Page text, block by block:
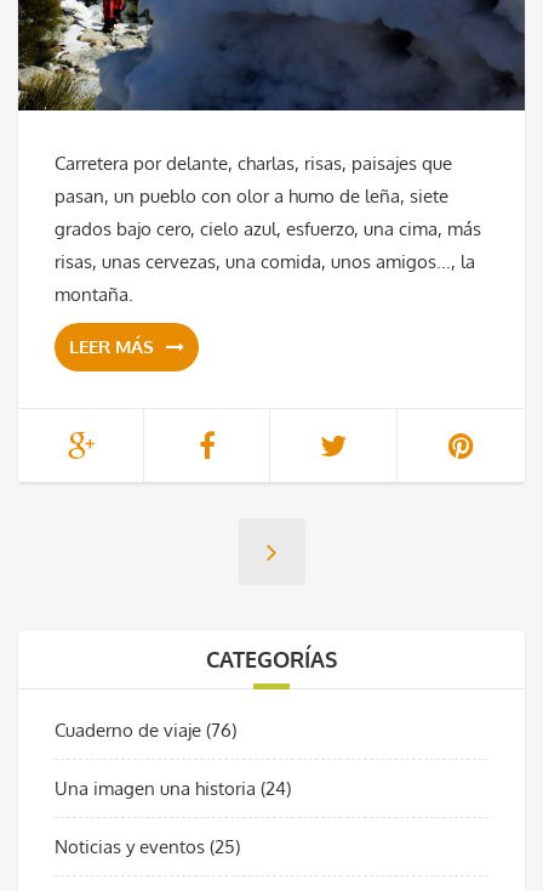
Carretera por delante, charlas, risas, paisajes que
pasan, un pueblo con olor a humo de leña, siete
grados bajo cero, cielo azul, esfuerzo, una cima, más
risas, unas cervezas, una comida, unos amigos..., la
montaña.
LEER MÁS
CATEGORÍAS
Cuaderno de viaje (76)
Una imagen una historia (24)
Noticias y eventos (25)